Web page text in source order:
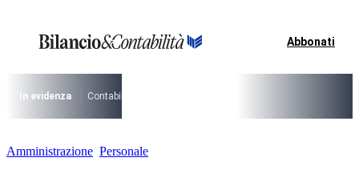
contenuto
I più cercati
Lorem ipsum dolor sit amet consectetur
Abbonati
In evidenza Contabilità Accrual
I più cercati
Lorem ipsum dolor sit amet consectetur
Amministrazione Personale